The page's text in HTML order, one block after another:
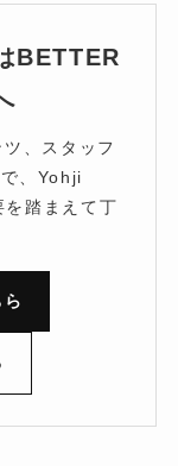
BETTER
、スタッフ
、Yohji
踏まえて丁